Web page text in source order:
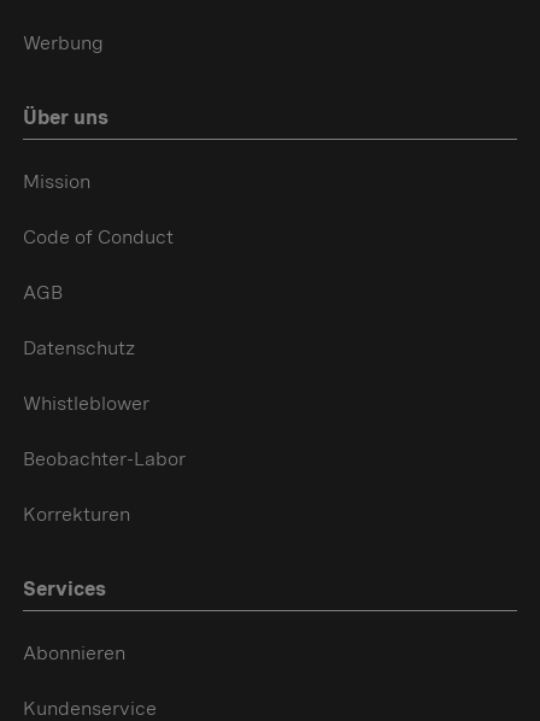
Werbung
Über uns
Mission
Code of Conduct
AGB
Datenschutz
Whistleblower
Beobachter-Labor
Korrekturen
Services
Abonnieren
Kundenservice